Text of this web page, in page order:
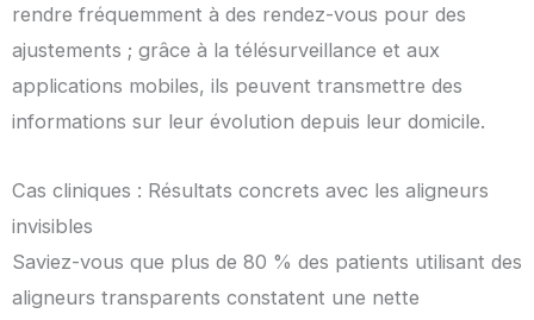
rendre fréquemment à des rendez-vous pour des
ajustements ; grâce à la télésurveillance et aux
applications mobiles, ils peuvent transmettre des
informations sur leur évolution depuis leur domicile.
Cas cliniques : Résultats concrets avec les aligneurs
invisibles
Saviez-vous que plus de 80 % des patients utilisant des
aligneurs transparents constatent une nette